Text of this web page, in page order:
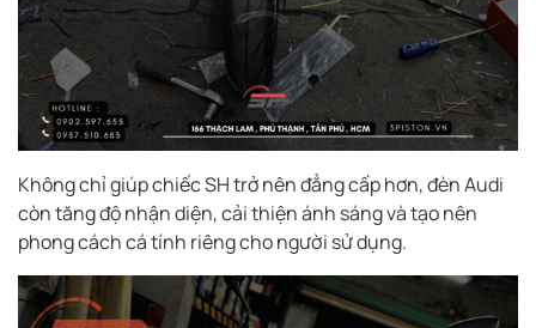
Không chỉ giúp chiếc SH trở nên đẳng cấp hơn, đèn Audi
còn tăng độ nhận diện, cải thiện ánh sáng và tạo nên
phong cách cá tính riêng cho người sử dụng.